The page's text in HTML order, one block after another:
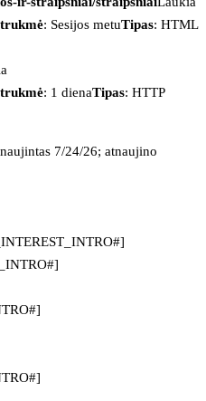
: Sesijos metuTipas: HTML
: 1 dienaTipas: HTTP
7/24/26; atnaujino